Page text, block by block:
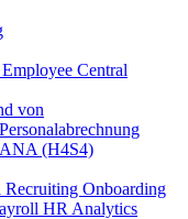
Central
von
Personalabrechnung
(H4S4)
Recruiting Onboarding
HR Analytics